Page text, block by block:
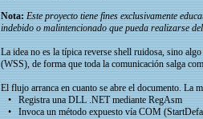
Nota: Este proyecto tiene fines exclusivamente
indebido o malintencionado que pueda realizarse
La idea no es la típica reverse shell ruidosa, sino
(WSS), de forma que toda la comunicación salga
El flujo arranca en cuanto se abre el documento. La
• Registra una DLL .NET mediante RegAsm
• Invoca un método expuesto vía COM